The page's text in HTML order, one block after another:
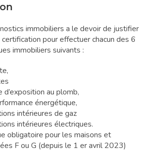
immobiliers a le devoir de justifier
certification pour effectuer chacun des 6
immobiliers suivants :
au plomb,
énergétique,
intérieures de gaz
intérieures électriques.
obligatoire pour les maisons et
F ou G (depuis le 1 er avril 2023)